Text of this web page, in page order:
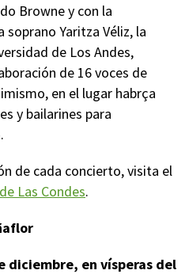
Browne y con la
Yaritza Véliz, la
de Los Andes,
de 16 voces de
en el lugar habrça
y bailarines para
de cada concierto, visita el
Las Condes.
diciembre, en vísperas del